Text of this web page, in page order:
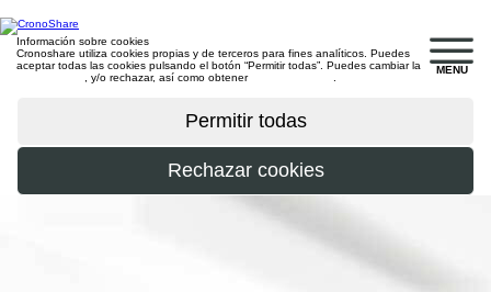
MENU
Información sobre cookies
Cronoshare utiliza cookies propias y de terceros para fines analíticos. Puedes
aceptar todas las cookies pulsando el botón “Permitir todas”. Puedes cambiar la
, y/o rechazar, así como obtener